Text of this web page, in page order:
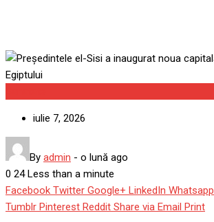
iulie 7, 2026
By admin - o lună ago
0 24Less than a minute
Facebook Twitter Google+ LinkedIn Whatsapp
Tumblr Pinterest Reddit Share via Email Print